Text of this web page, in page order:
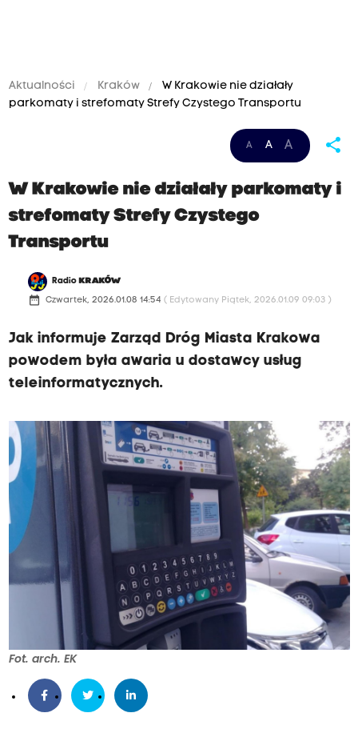
Aktualności Kraków
W Krakowie nie działały
parkomaty i strefomaty Strefy Czystego Transportu
A A A share
W Krakowie nie działały parkomaty i
strefomaty Strefy Czystego
Transportu
Radio KRAKÓW
date_range Czwartek, 2026.01.08 14:54 ( Edytowany Piątek, 2026.01.09 09:03 )
Jak informuje Zarząd Dróg Miasta Krakowa
powodem była awaria u dostawcy usług
teleinformatycznych.
Fot. arch. EK